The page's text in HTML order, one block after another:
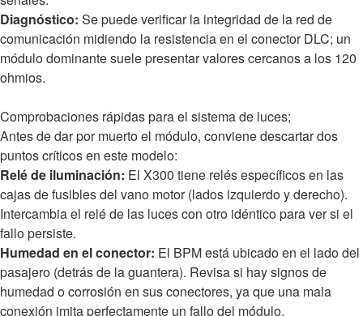
Diagnóstico: Se puede verificar la integridad de la red de
comunicación midiendo la resistencia en el conector DLC; un
módulo dominante suele presentar valores cercanos a los 120
ohmios.
Comprobaciones rápidas para el sistema de luces;
Antes de dar por muerto el módulo, conviene descartar dos
puntos críticos en este modelo:
Relé de iluminación: El X300 tiene relés específicos en las
cajas de fusibles del vano motor (lados izquierdo y derecho).
Intercambia el relé de las luces con otro idéntico para ver si el
fallo persiste.
Humedad en el conector: El BPM está ubicado en el lado del
pasajero (detrás de la guantera). Revisa si hay signos de
humedad o corrosión en sus conectores, ya que una mala
conexión imita perfectamente un fallo del módulo.